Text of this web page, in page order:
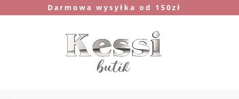
Darmowa wysyłka od 150zł